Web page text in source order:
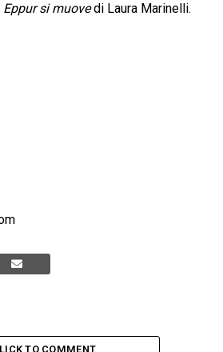
Eppur si muovedi Laura Marinelli.
TO COMMENT